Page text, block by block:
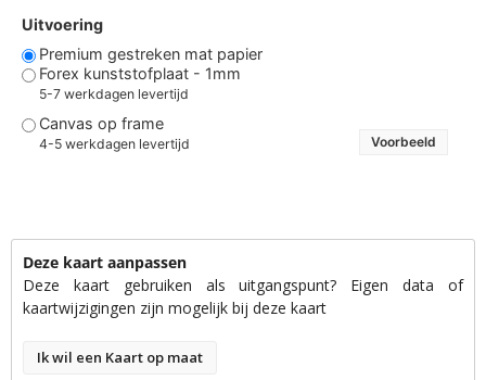
Uitvoering
Premium gestreken mat papier
Forex kunststofplaat - 1mm
5-7 werkdagen levertijd
Canvas op frame
4-5 werkdagen levertijd Voorbeeld
Deze kaart aanpassen
Deze kaart gebruiken als uitgangspunt? Eigen data of
kaartwijzigingen zijn mogelijk bij deze kaart
Ik wil een Kaart op maat